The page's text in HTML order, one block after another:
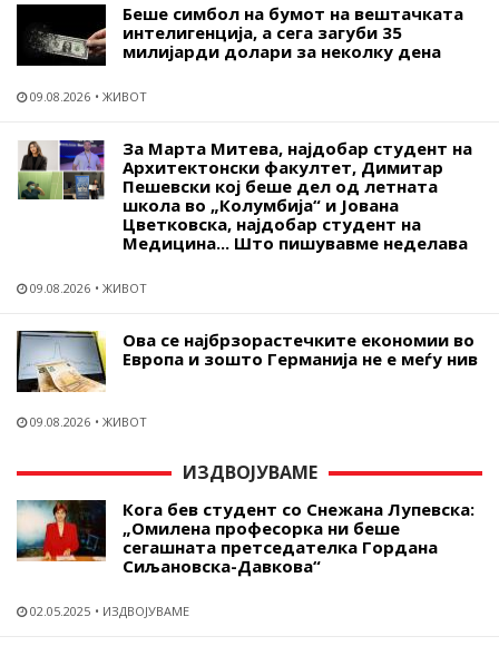
Беше симбол на бумот на вештачката
интелигенција, а сега загуби 35
милијарди долари за неколку дена
09.08.2026 ЖИВОТ
За Марта Митева, најдобар студент на
Архитектонски факултет, Димитар
Пешевски кој беше дел од летната
школа во „Колумбија“ и Јована
Цветковска, најдобар студент на
Медицина... Што пишувавме неделава
09.08.2026 ЖИВОТ
Ова се најбрзорастечките економии во
Европа и зошто Германија не е меѓу нив
09.08.2026 ЖИВОТ
ИЗДВОЈУВАМЕ
Кога бев студент со Снежана Лупевска:
„Омилена професорка ни беше
сегашната претседателка Гордана
Сиљановска-Давкова“
02.05.2025 ИЗДВОЈУВАМЕ